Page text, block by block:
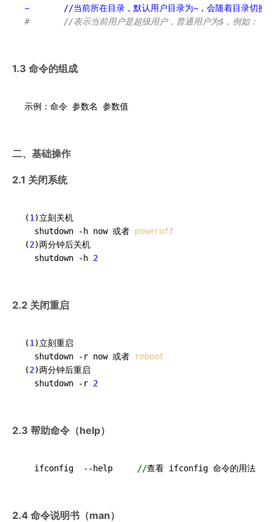
~       //当前所在目录，默认用户目录为~，会随着目录切
#       //表示当前用户是超级用户，普通用户为$，例如：
1.3 命令的组成
二、基础操作
2.1 关闭系统
(1 )立刻关机
  shutdown -h now 或者
poweroff
(2)两分钟后关机
  shutdown -h
2
2.2 关闭重启
(1 )立刻重启
  shutdown -r now 或者
reboot
(2)两分钟后重启
  shutdown -r
2
2.3 帮助命令（help）
  ifconfig
--help //
2.4 命令说明书（man）